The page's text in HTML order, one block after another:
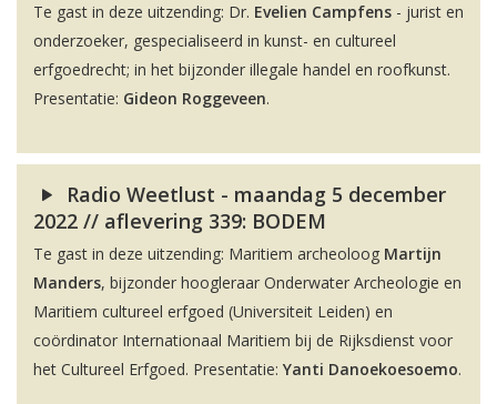
Te gast in deze uitzending: Dr. Evelien Campfens - jurist en
onderzoeker, gespecialiseerd in kunst- en cultureel
erfgoedrecht; in het bijzonder illegale handel en roofkunst.
Presentatie: Gideon Roggeveen.
Radio Weetlust - maandag 5 december
2022 // aflevering 339: BODEM
Te gast in deze uitzending: Maritiem archeoloog Martijn
Manders, bijzonder hoogleraar Onderwater Archeologie en
Maritiem cultureel erfgoed (Universiteit Leiden) en
coördinator Internationaal Maritiem bij de Rijksdienst voor
het Cultureel Erfgoed. Presentatie: Yanti Danoekoesoemo.